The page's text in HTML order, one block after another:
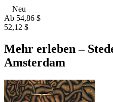
Neu
Ab 54,86 $
52,12 $
Mehr erleben –
Amsterdam